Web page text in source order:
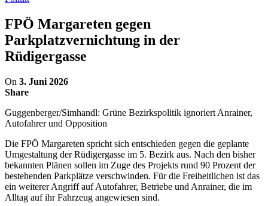
FPÖ Margareten gegen
Parkplatzvernichtung in der
Rüdigergasse
On 3. Juni 2026
Share
Guggenberger/Simhandl: Grüne Bezirkspolitik ignoriert Anrainer,
Autofahrer und Opposition
Die FPÖ Margareten spricht sich entschieden gegen die geplante
Umgestaltung der Rüdigergasse im 5. Bezirk aus. Nach den bisher
bekannten Plänen sollen im Zuge des Projekts rund 90 Prozent der
bestehenden Parkplätze verschwinden. Für die Freiheitlichen ist das
ein weiterer Angriff auf Autofahrer, Betriebe und Anrainer, die im
Alltag auf ihr Fahrzeug angewiesen sind.